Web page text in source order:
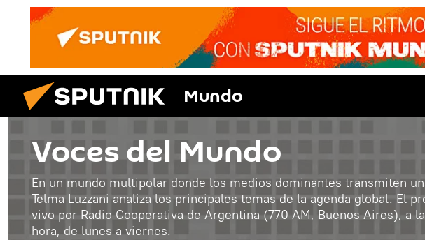
Mundo
Voces del Mundo
En un mundo multipolar donde los medios dominantes transmiten
Telma Luzzani analiza los principales temas de la agenda global. El
vivo por Radio Cooperativa de Argentina (770 AM, Buenos Aires), a
hora, de lunes a viernes.